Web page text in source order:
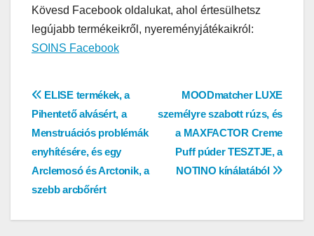
Kövesd Facebook oldalukat, ahol értesülhetsz
legújabb termékeikről, nyereményjátékaikról:
SOINS Facebook
Bejegyzés
navigáció
MOODmatcher LUXE
személyre szabott rúzs, és
a MAXFACTOR Creme
Puff púder TESZTJE, a
NOTINO kínálatából
ELISE termékek, a
Pihentető alvásért, a
Menstruációs problémák
enyhítésére, és egy
Arclemosó és Arctonik, a
szebb arcbőrért